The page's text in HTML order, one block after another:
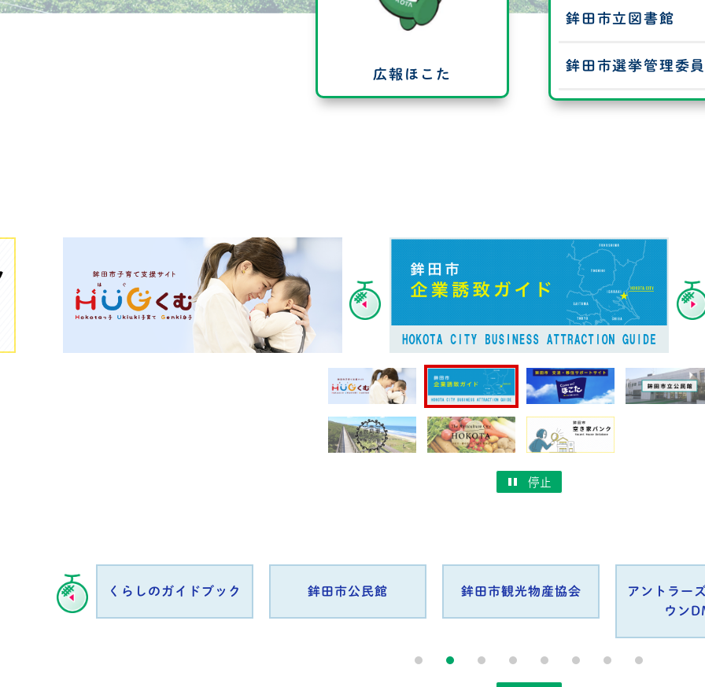
広報ほこた
鉾田市立図書館
鉾田市選挙管理委
Previous
停止
くらしのガイドブック 鉾田市公民館 鉾田市観光物産協会
アントラー
ウン
Previous